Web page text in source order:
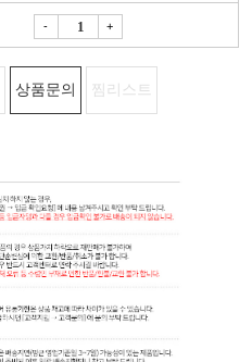
- +
상품문의 찜리스트